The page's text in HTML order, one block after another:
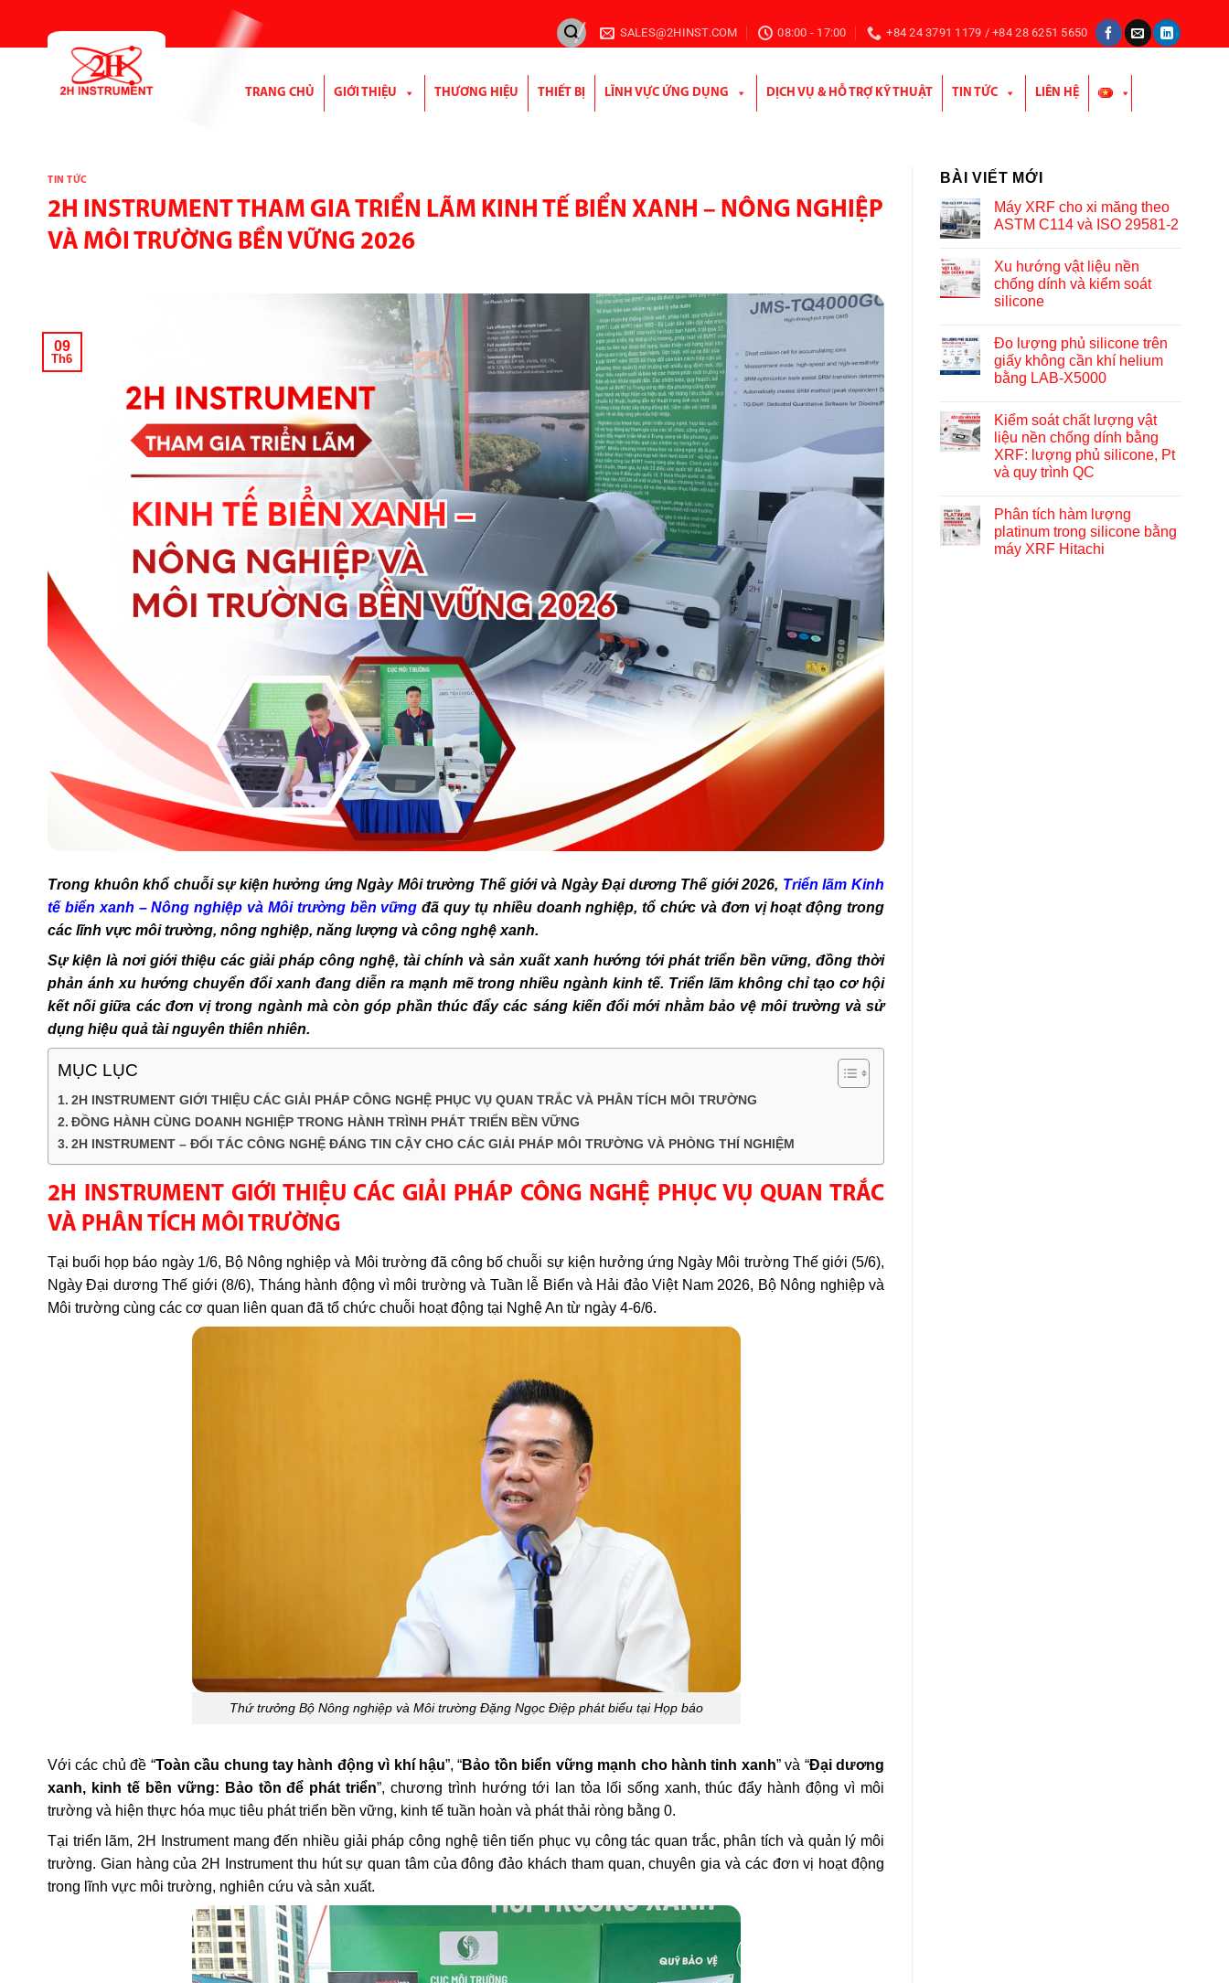
SALES@2HINST.COM 08:00 - 17:00 +84 24 3791 1179 / +84 28 6251 5650
TRANG CHỦ GIỚI THIỆU THƯƠNG HIỆU THIẾT BỊ LĨNH VỰC ỨNG DỤNG DỊCH VỤ & HỖ TRỢ KỸ THUẬT TIN TỨC LIÊN HỆ
TIN TỨC
2H INSTRUMENT THAM GIA TRIỂN LÃM KINH TẾ BIỂN XANH – NÔNG NGHIỆP
VÀ MÔI TRƯỜNG BỀN VỮNG 2026
09
Th6
Trong khuôn khổ chuỗi sự kiện hưởng ứng Ngày Môi trường Thế giới và Ngày Đại dương Thế giới 2026, Triển lãm Kinh
tế biển xanh – Nông nghiệp và Môi trường bền vững đã quy tụ nhiều doanh nghiệp, tổ chức và đơn vị hoạt động trong
các lĩnh vực môi trường, nông nghiệp, năng lượng và công nghệ xanh.
Sự kiện là nơi giới thiệu các giải pháp công nghệ, tài chính và sản xuất xanh hướng tới phát triển bền vững, đồng thời
phản ánh xu hướng chuyển đổi xanh đang diễn ra mạnh mẽ trong nhiều ngành kinh tế. Triển lãm không chỉ tạo cơ hội
kết nối giữa các đơn vị trong ngành mà còn góp phần thúc đẩy các sáng kiến đổi mới nhằm bảo vệ môi trường và sử
dụng hiệu quả tài nguyên thiên nhiên.
MỤC LỤC
2H INSTRUMENT GIỚI THIỆU CÁC GIẢI PHÁP CÔNG NGHỆ PHỤC VỤ QUAN TRẮC VÀ PHÂN TÍCH MÔI TRƯỜNG
ĐỒNG HÀNH CÙNG DOANH NGHIỆP TRONG HÀNH TRÌNH PHÁT TRIỂN BỀN VỮNG
2H INSTRUMENT – ĐỐI TÁC CÔNG NGHỆ ĐÁNG TIN CẬY CHO CÁC GIẢI PHÁP MÔI TRƯỜNG VÀ PHÒNG THÍ NGHIỆM
2H INSTRUMENT GIỚI THIỆU CÁC GIẢI PHÁP CÔNG NGHỆ PHỤC VỤ QUAN TRẮC
VÀ PHÂN TÍCH MÔI TRƯỜNG
Tại buổi họp báo ngày 1/6, Bộ Nông nghiệp và Môi trường đã công bố chuỗi sự kiện hưởng ứng Ngày Môi trường Thế giới (5/6),
Ngày Đại dương Thế giới (8/6), Tháng hành động vì môi trường và Tuần lễ Biển và Hải đảo Việt Nam 2026, Bộ Nông nghiệp và
Môi trường cùng các cơ quan liên quan đã tổ chức chuỗi hoạt động tại Nghệ An từ ngày 4-6/6.
Thứ trưởng Bộ Nông nghiệp và Môi trường Đặng Ngọc Điệp phát biểu tại Họp báo
Với các chủ đề “Toàn cầu chung tay hành động vì khí hậu”, “Bảo tồn biển vững mạnh cho hành tinh xanh” và “Đại dương
xanh, kinh tế bền vững: Bảo tồn để phát triển”, chương trình hướng tới lan tỏa lối sống xanh, thúc đẩy hành động vì môi
trường và hiện thực hóa mục tiêu phát triển bền vững, kinh tế tuần hoàn và phát thải ròng bằng 0.
Tại triển lãm, 2H Instrument mang đến nhiều giải pháp công nghệ tiên tiến phục vụ công tác quan trắc, phân tích và quản lý môi
trường. Gian hàng của 2H Instrument thu hút sự quan tâm của đông đảo khách tham quan, chuyên gia và các đơn vị hoạt động
trong lĩnh vực môi trường, nghiên cứu và sản xuất.
BÀI VIẾT MỚI
Máy XRF cho xi măng theo
ASTM C114 và ISO 29581-2
Xu hướng vật liệu nền
chống dính và kiểm soát
silicone
Đo lượng phủ silicone trên
giấy không cần khí helium
bằng LAB-X5000
Kiểm soát chất lượng vật
liệu nền chống dính bằng
XRF: lượng phủ silicone, Pt
và quy trình QC
Phân tích hàm lượng
platinum trong silicone bằng
máy XRF Hitachi